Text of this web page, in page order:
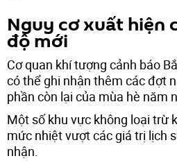
Nguy cơ xuất hiện
độ mới
Cơ quan khí tượng cảnh báo
có thể ghi nhận thêm các đợt
phần còn lại của mùa hè năm
Một số khu vực không loại trừ
mức nhiệt vượt các giá trị lịch
nhận.